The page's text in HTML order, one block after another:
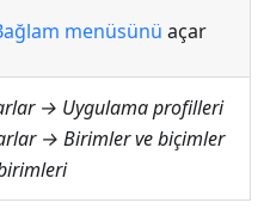
menüsünü açar
→ Uygulama profilleri
→ Birimler ve biçimler